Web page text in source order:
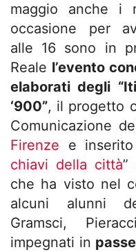
maggio anche i
occasione per
alle 16 sono in
Reale l’evento
elaborati degli
‘900”, il progetto
Comunicazione
Firenze e
chiavi della città”
che ha visto nel
alcuni alunni
Gramsci,
impegnati in